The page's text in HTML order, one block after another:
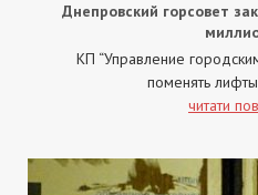
Днепровский горсовет
КП “Управление
поменять
читати